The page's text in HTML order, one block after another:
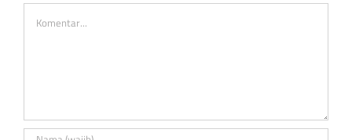
Comment